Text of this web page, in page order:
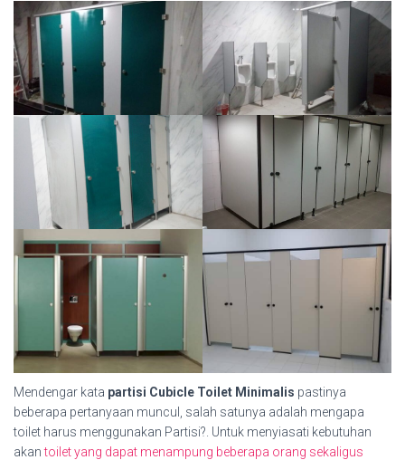
Mendengar kata partisi Cubicle Toilet Minimalis pastinya
beberapa pertanyaan muncul, salah satunya adalah mengapa
toilet harus menggunakan Partisi?. Untuk menyiasati kebutuhan
akantoilet yang dapat menampung beberapa orang sekaligus